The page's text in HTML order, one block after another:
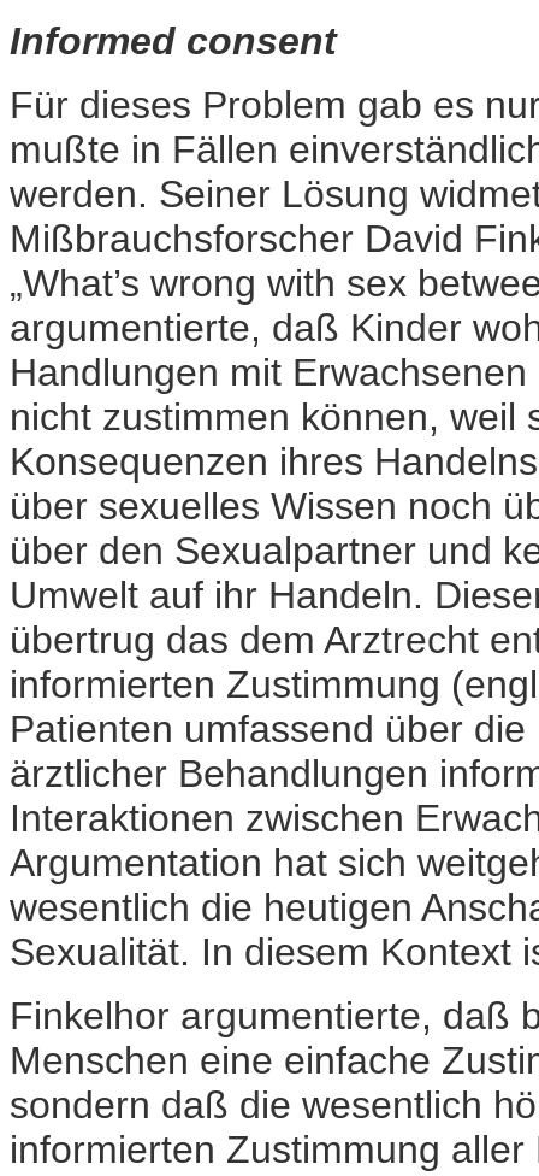
Informed consent
Für dieses Problem gab es
mußte in Fällen
werden. Seiner Lösung
Mißbrauchsforscher David
„What’s wrong with sex
argumentierte, daß Kinder
Handlungen mit
nicht zustimmen können, weil
Konsequenzen ihres
über sexuelles Wissen noch
über den Sexualpartner und
Umwelt auf ihr Handeln.
übertrug das dem Arztrecht
informierten Zustimmung
Patienten umfassend über
ärztlicher Behandlungen
Interaktionen zwischen
Argumentation hat sich
wesentlich die heutigen
Sexualität. In diesem Kontext
Finkelhor argumentierte, daß
Menschen eine einfache
sondern daß die wesentlich
informierten Zustimmung